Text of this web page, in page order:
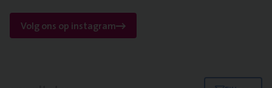
Volg ons op instagram